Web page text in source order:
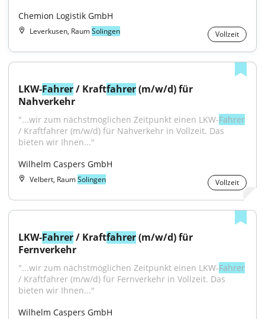
Chemion Logistik GmbH
Leverkusen, RaumSolingen Vollzeit
LKW-Fahrer / Kraftfahrer (m/w/d) für
Nahverkehr
"...wir zum nächstmöglichen Zeitpunkt einen LKW-Fahrer
/ Kraftfahrer (m/w/d) für Nahverkehr in Vollzeit. Das
bieten wir Ihnen..."
Wilhelm Caspers GmbH
Velbert, RaumSolingen Vollzeit
LKW-Fahrer / Kraftfahrer (m/w/d) für
Fernverkehr
"...wir zum nächstmöglichen Zeitpunkt einen LKW-Fahrer
/ Kraftfahrer (m/w/d) für Fernverkehr in Vollzeit. Das
bieten wir Ihnen..."
Wilhelm Caspers GmbH